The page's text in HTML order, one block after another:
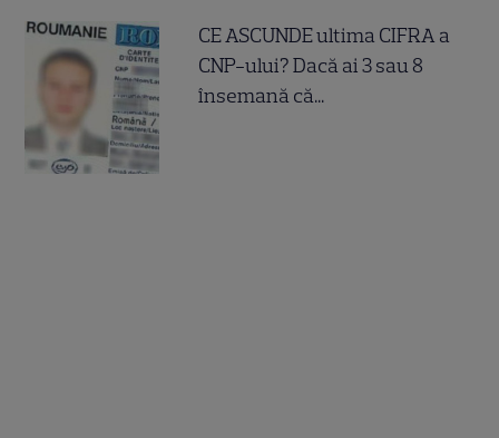
CE ASCUNDE ultima CIFRA a
CNP-ului? Dacă ai 3 sau 8
însemană că...